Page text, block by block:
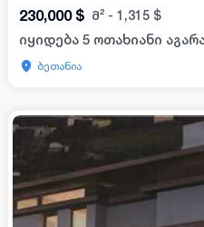
230,000 $ მ² - 1,315 $
იყიდება 5 ოთახიანი
ბეთანია